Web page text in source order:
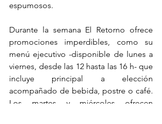
espumosos.
Durante la semana El Retorno ofrece
promociones imperdibles, como su
menú ejecutivo -disponible de lunes a
viernes, desde las 12 hasta las 16 h- que
incluye principal a elección
acompañado de bebida, postre o café.
Los martes y miércoles ofrecen